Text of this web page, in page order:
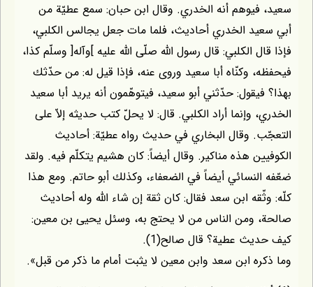
أنه الخدري. وقال ابن حبان: سمع عطيّة من
الخدري أحاديث، فلما مات جعل يجالس الكلبي،
الكلبي: قال رسول اللّه صلّى اللّه عليه ]وآله[ وسلّم كذا،
وكنّاه أبا سعيد وروى عنه، فإذا قيل له: من حدّثك
حدّثني أبو سعيد، فيتوهّمون أنه يريد أبا سعيد
وإنما أراد الكلبي. قال: لا يحلّ كتب حديثه إلاّ على
وقال البخاري في حديث رواه عطيّة: أحاديث
هذه مناكير. وقال أيضاً: كان هشيم يتكلّم فيه. ولقد
أيضاً في الضعفاء، وكذلك أبو حاتم. ومع هذا
ابن سعد فقال: كان ثقة إن شاء اللّه وله أحاديث
ومن الناس من لا يحتج به، وسئل يحيى بن معين:
عطية؟ قال صالح(1).
ابن سعد وابن معين لا يثبت أمام ما ذكر من قبل».